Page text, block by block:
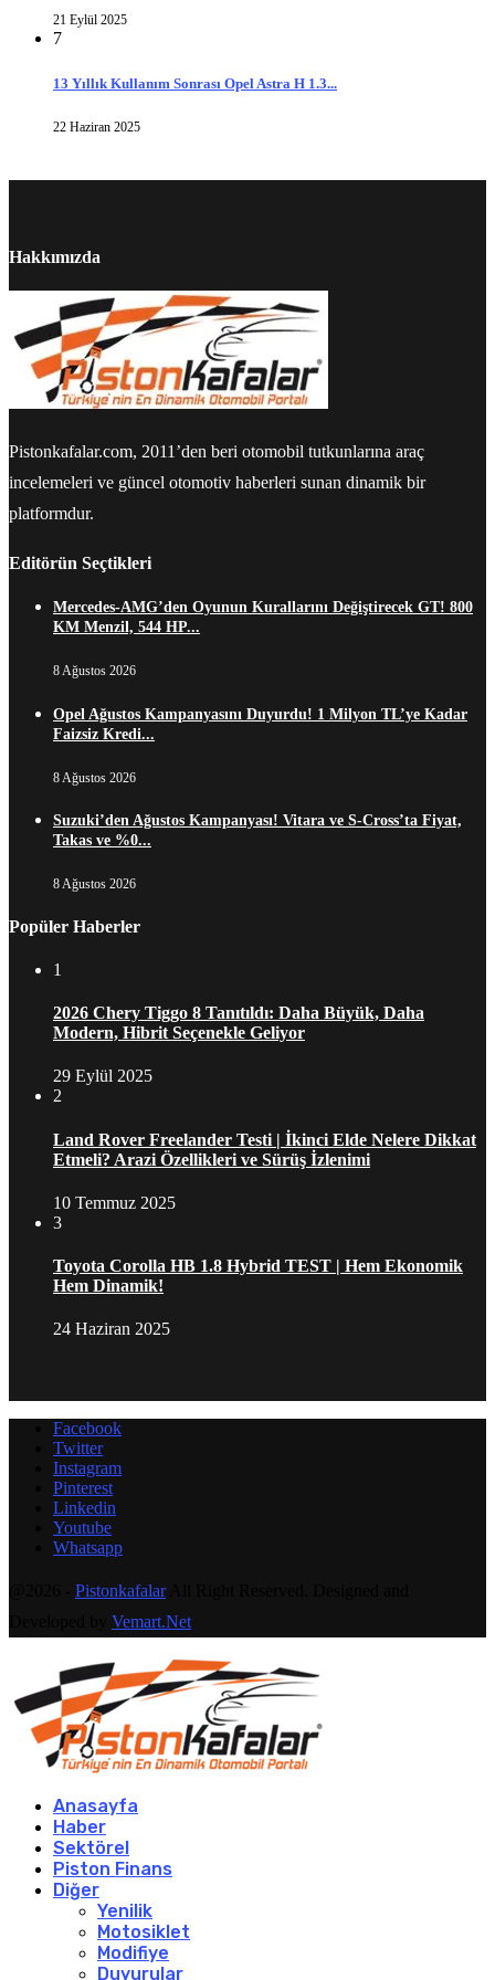
21 Eylül 2025
7
13 Yıllık Kullanım Sonrası Opel Astra H 1.3...
22 Haziran 2025
Hakkımızda
Pistonkafalar.com, 2011’den beri otomobil tutkunlarına araç
incelemeleri ve güncel otomotiv haberleri sunan dinamik bir
platformdur.
Editörün Seçtikleri
Mercedes-AMG’den Oyunun Kurallarını Değiştirecek GT! 800
KM Menzil, 544 HP...
8 Ağustos 2026
Opel Ağustos Kampanyasını Duyurdu! 1 Milyon TL’ye Kadar
Faizsiz Kredi...
8 Ağustos 2026
Suzuki’den Ağustos Kampanyası! Vitara ve S-Cross’ta Fiyat,
Takas ve %0...
8 Ağustos 2026
Popüler Haberler
1
2026 Chery Tiggo 8 Tanıtıldı: Daha Büyük, Daha
Modern, Hibrit Seçenekle Geliyor
29 Eylül 2025
2
Land Rover Freelander Testi | İkinci Elde Nelere Dikkat
Etmeli? Arazi Özellikleri ve Sürüş İzlenimi
10 Temmuz 2025
3
Toyota Corolla HB 1.8 Hybrid TEST | Hem Ekonomik
Hem Dinamik!
24 Haziran 2025
Facebook
Twitter
Instagram
Pinterest
Linkedin
Youtube
Whatsapp
PistonkafalarAll Right Reserved. Designed and
Vemart.Net
Anasayfa
Haber
Sektörel
Piston Finans
Diğer
Yenilik
Motosiklet
Modifiye
Duyurular